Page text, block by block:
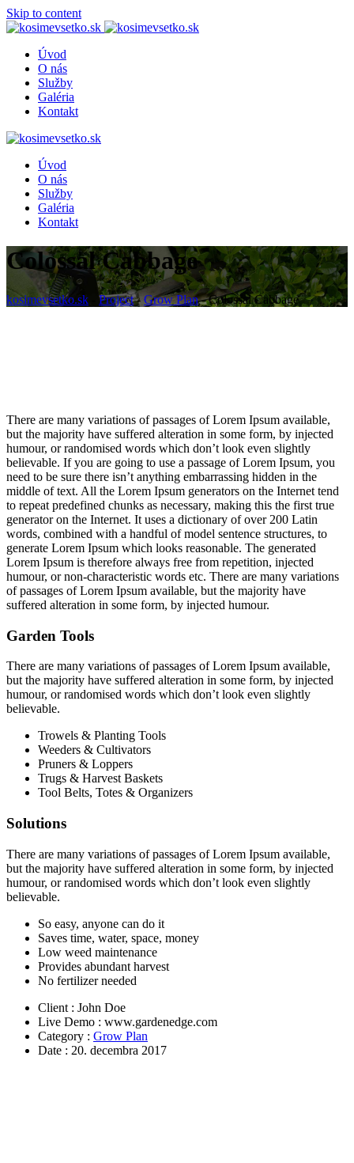
Skip to content
Úvod
O nás
Služby
Galéria
Kontakt
Úvod
O nás
Služby
Galéria
Kontakt
Colossal Cabbage
kosimevsetko.sk Project- Grow Plan-Colossal Cabbage
There are many variations of passages of Lorem Ipsum available,
but the majority have suffered alteration in some form, by injected
humour, or randomised words which don’t look even slightly
believable. If you are going to use a passage of Lorem Ipsum, you
need to be sure there isn’t anything embarrassing hidden in the
middle of text. All the Lorem Ipsum generators on the Internet tend
to repeat predefined chunks as necessary, making this the first true
generator on the Internet. It uses a dictionary of over 200 Latin
words, combined with a handful of model sentence structures, to
generate Lorem Ipsum which looks reasonable. The generated
Lorem Ipsum is therefore always free from repetition, injected
humour, or non-characteristic words etc. There are many variations
of passages of Lorem Ipsum available, but the majority have
suffered alteration in some form, by injected humour.
Garden Tools
There are many variations of passages of Lorem Ipsum available,
but the majority have suffered alteration in some form, by injected
humour, or randomised words which don’t look even slightly
believable.
Trowels & Planting Tools
Weeders & Cultivators
Pruners & Loppers
Trugs & Harvest Baskets
Tool Belts, Totes & Organizers
Solutions
There are many variations of passages of Lorem Ipsum available,
but the majority have suffered alteration in some form, by injected
humour, or randomised words which don’t look even slightly
believable.
So easy, anyone can do it
Saves time, water, space, money
Low weed maintenance
Provides abundant harvest
No fertilizer needed
Client : John Doe
Live Demo : www.gardenedge.com
Category : Grow Plan
Date : 20. decembra 2017